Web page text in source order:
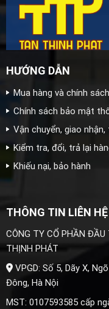
HƯỚNG DẪN
Mua hàng và chính
Chính sách bảo mật
Vận chuyển, giao
Kiểm tra, đổi, trả lại
Khiếu nại, bảo hành
THÔNG TIN LIÊN HỆ
CÔNG TY CỔ PHẦN
THỊNH PHÁT
VPGD: Số 5, Dãy X,
Đông, Hà Nội
MST: 0107593585 cấp